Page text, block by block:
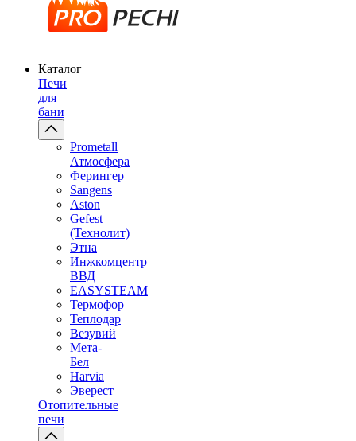
Каталог
Печи
для
бани
Prometall
Атмосфера
Ферингер
Sangens
Aston
Gefest
(Технолит)
Этна
Инжкомцентр
ВВД
EASYSTEAM
Термофор
Теплодар
Везувий
Мета-
Бел
Harvia
Эверест
Отопительные
печи